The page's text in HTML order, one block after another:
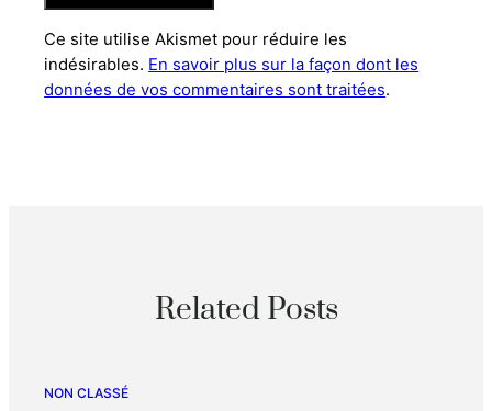
Ce site utilise Akismet pour réduire les
indésirables. En savoir plus sur la façon dont les
données de vos commentaires sont traitées.
Related Posts
NON CLASSÉ